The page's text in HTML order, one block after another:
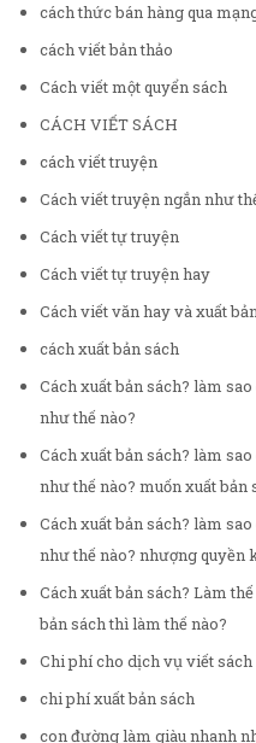
cách thức bán hàng qua
cách viết bản thảo
Cách viết một quyển sách
CÁCH VIẾT SÁCH
cách viết truyện
Cách viết truyện ngắn như
Cách viết tự truyện
Cách viết tự truyện hay
Cách viết văn hay và xuất
cách xuất bản sách
Cách xuất bản sách? làm
như thế nào?
Cách xuất bản sách? làm
như thế nào? muốn xuất bản
Cách xuất bản sách? làm
như thế nào? nhượng quyền
Cách xuất bản sách? Làm
bản sách thì làm thế nào?
Chi phí cho dịch vụ viết sách
chi phí xuất bản sách
con đường làm giàu nhanh